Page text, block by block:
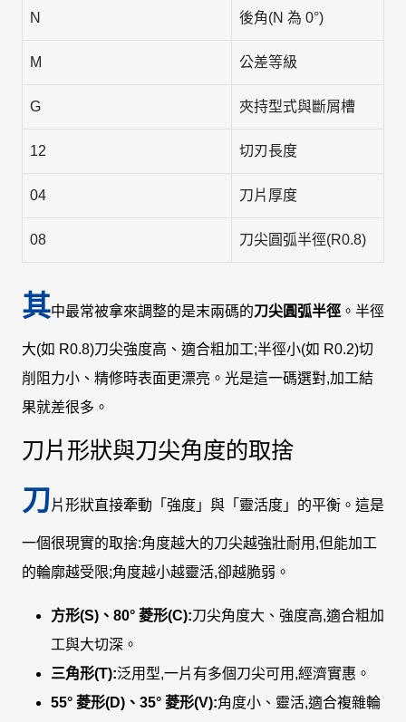
N 後角(N 為 0°)
M 公差等級
G 夾持型式與斷屑槽
12 切刃長度
04 刀片厚度
08 刀尖圓弧半徑(R0.8)
其中最常被拿來調整的是末兩碼的刀尖圓弧半徑 。半徑
大(如 R0.8)刀尖強度高、適合粗加工;半徑小(如 R0.2)切
削阻力小、精修時表面更漂亮。光是這一碼選對,加工結
果就差很多。
刀片形狀與刀尖角度的取捨
刀片形狀直接牽動「強度」與「靈活度」的平衡。這是
一個很現實的取捨:角度越大的刀尖越強壯耐用,但能加工
的輪廓越受限;角度越小越靈活,卻越脆弱。
方形(S)、80° 菱形(C):刀尖角度大、強度高,適合粗加
工與大切深。
三角形(T):泛用型,一片有多個刀尖可用,經濟實惠。
55° 菱形(D)、35° 菱形(V):角度小、靈活,適合複雜輪